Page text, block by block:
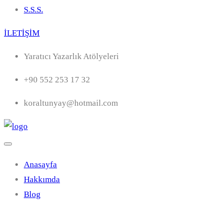
S.S.S.
İLETİŞİM
Yaratıcı Yazarlık Atölyeleri
+90 552 253 17 32
koraltunyay@hotmail.com
Anasayfa
Hakkımda
Blog